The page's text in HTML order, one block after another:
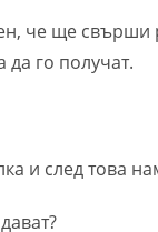
че ще свърши
да го получат.
и след това